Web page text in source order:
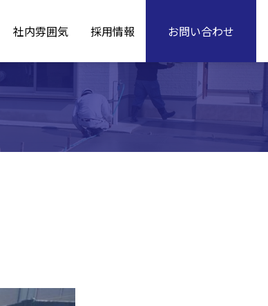
社内雰囲気 採用情報 お問い合わせ